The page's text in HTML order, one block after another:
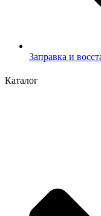
Заправка и
Каталог